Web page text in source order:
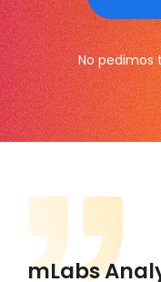
No pedimos
mLabs